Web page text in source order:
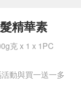
精華素
克 x 1 x 1PC
動與買一送一多